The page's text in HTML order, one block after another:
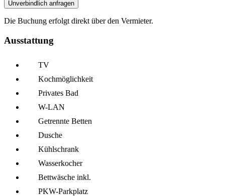
Unverbindlich anfragen
Die Buchung erfolgt direkt über den Vermieter.
Ausstattung
TV
Kochmöglich­keit
Privates Bad
W-LAN
Getrennte Betten
Dusche
Kühl­schrank
Wasserkocher
Bettwäsche inkl.
PKW-Parkplatz